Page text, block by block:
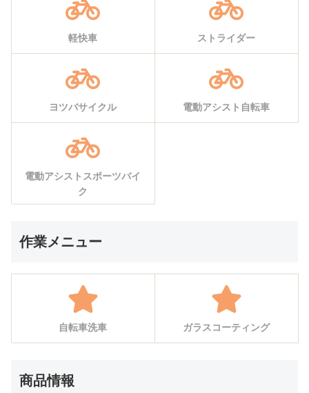
軽快車 ストライダー
ヨツバサイクル 電動アシスト自転車
電動アシストスポーツバイ
ク
作業メニュー
自転車洗車 ガラスコーティング
商品情報